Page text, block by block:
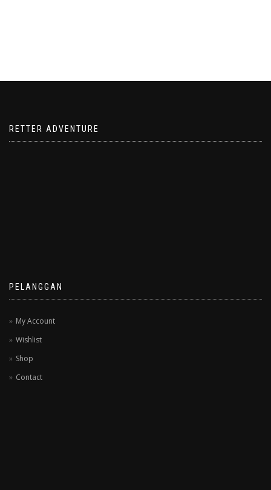
RETTER ADVENTURE
PELANGGAN
My Account
Wishlist
Shop
Contact